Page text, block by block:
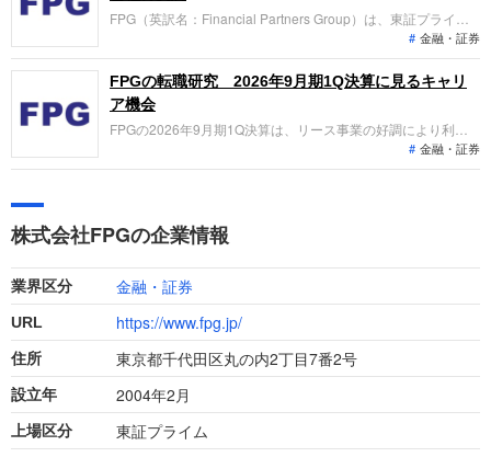
FPG（英訳名：Financial Partners Group）は、東証プライム
市場に上場し、リースファンド事業や国内・海外不動産ファン
ド事業を展開する企業です。「金融で未来を拓く」を掲げ、航
空機リースや不動産を小口化した投資商品を組成・販売する金
融サービスを提供しています。
金融・証券
FPGの転職研究 2026年9月期1Q決算に見るキャリ
ア機会
FPGの2026年9月期1Q決算は、リース事業の好調により利益
率が大幅改善。税制改正への迅速な対応と、「F.bit」第2号や
DX推進などの新戦略が注目されます。「なぜ今FPGなの
金融・証券
株式会社FPGの企業情報
業界区分 金融・証券
URL https://www.fpg.jp/
住所 東京都千代田区丸の内2丁目7番2号
設立年 2004年2月
上場区分
東証プライム